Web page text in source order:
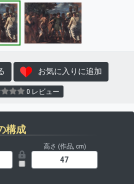
お気に入りに追加
0 レビュー
構成
高さ (作品, cm)